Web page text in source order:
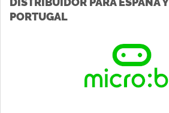
PORTUGAL